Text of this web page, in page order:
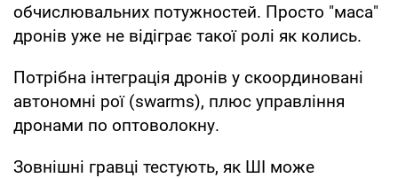
обчислювальних потужностей. Просто "маса"
дронів уже не відіграє такої ролі як колись.
Потрібна інтеграція дронів у скоординовані
автономні рої (swarms), плюс управління
дронами по оптоволокну.
Зовнішні гравці тестують, як ШІ може